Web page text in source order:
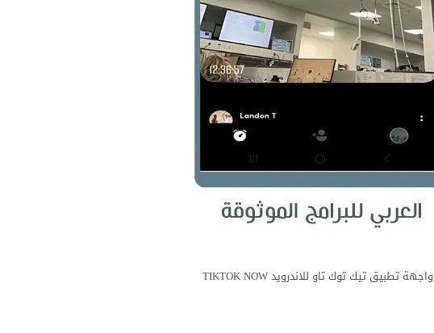
واجهة تطبيق تيك توك تاو للاندرويد TIKTOK NOW